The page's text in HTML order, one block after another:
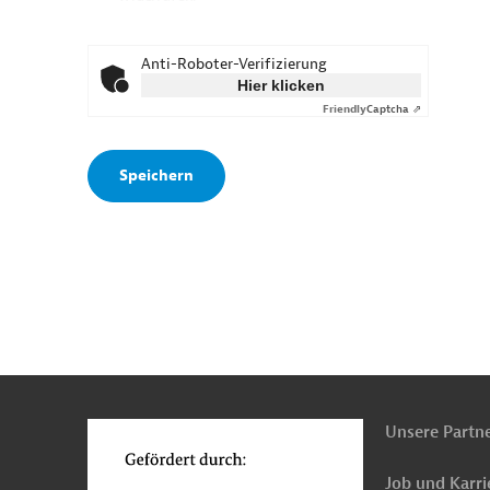
Anti-Roboter-Verifizierung
Hier klicken
FriendlyCaptcha ⇗
Unsere
Job und